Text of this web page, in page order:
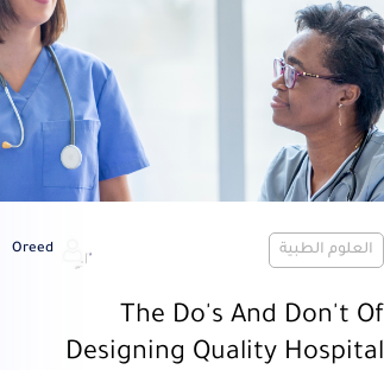
العلوم الطبية Oreed
The Do's And Don't Of
Designing Quality Hospital